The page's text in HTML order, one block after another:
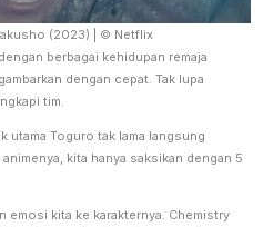
(2023) | © Netflix
berbagai kehidupan remaja
dengan cepat. Tak lupa
tim.
utama Toguro tak lama langsung
kita hanya saksikan dengan 5
emosi kita ke karakternya. Chemistry